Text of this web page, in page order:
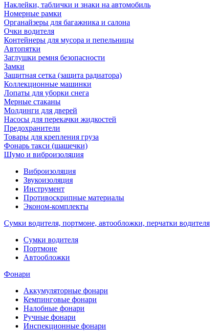
Наклейки, таблички и знаки на автомобиль
Номерные рамки
Органайзеры для багажника и салона
Очки водителя
Контейнеры для мусора и пепельницы
Автопятки
Заглушки ремня безопасности
Замки
Защитная сетка (защита радиатора)
Коллекционные машинки
Лопаты для уборки снега
Мерные стаканы
Молдинги для дверей
Насосы для перекачки жидкостей
Предохранители
Товары для крепления груза
Фонарь такси (шашечки)
Шумо и виброизоляция
Виброизоляция
Звукоизоляция
Инструмент
Противоскрипные материалы
Эконом-комплекты
Сумки водителя, портмоне, автообложки, перчатки водителя
Cумки водителя
Портмоне
Автообложки
Фонари
Аккумуляторные фонари
Кемпинговые фонари
Налобные фонари
Ручные фонари
Инспекционные фонари